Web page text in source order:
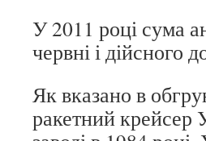
У 2011 році сума
червні і дійсного
Як вказано в
ракетний крейсер